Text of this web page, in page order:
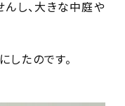
し、大きな中庭や
したのです。